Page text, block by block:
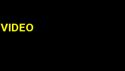
VIDEO